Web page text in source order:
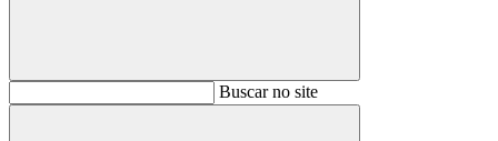
BuscarBuscar no site